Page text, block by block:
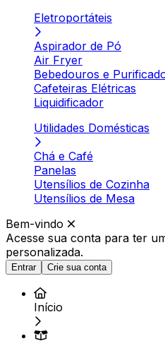
Eletroportáteis
Aspirador de Pó
Air Fryer
Bebedouros e
Cafeteiras Elétricas
Liquidificador
Utilidades Domésticas
Chá e Café
Panelas
Utensílios de Cozinha
Utensílios de Mesa
Bem-vindo
Acesse sua conta para ter
personalizada.
Entrar Crie sua conta
Início